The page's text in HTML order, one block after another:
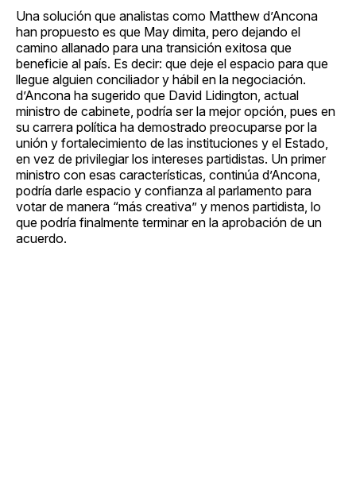
Una solución que analistas como Matthew d’Ancona
han propuesto es que May dimita, pero dejando el
camino allanado para una transición exitosa que
beneficie al país. Es decir: que deje el espacio para que
llegue alguien conciliador y hábil en la negociación.
d’Ancona ha sugerido que David Lidington, actual
ministro de cabinete, podría ser la mejor opción, pues en
su carrera política ha demostrado preocuparse por la
unión y fortalecimiento de las instituciones y el Estado,
en vez de privilegiar los intereses partidistas. Un primer
ministro con esas características, continúa d’Ancona,
podría darle espacio y confianza al parlamento para
votar de manera “más creativa” y menos partidista, lo
que podría finalmente terminar en la aprobación de un
acuerdo.